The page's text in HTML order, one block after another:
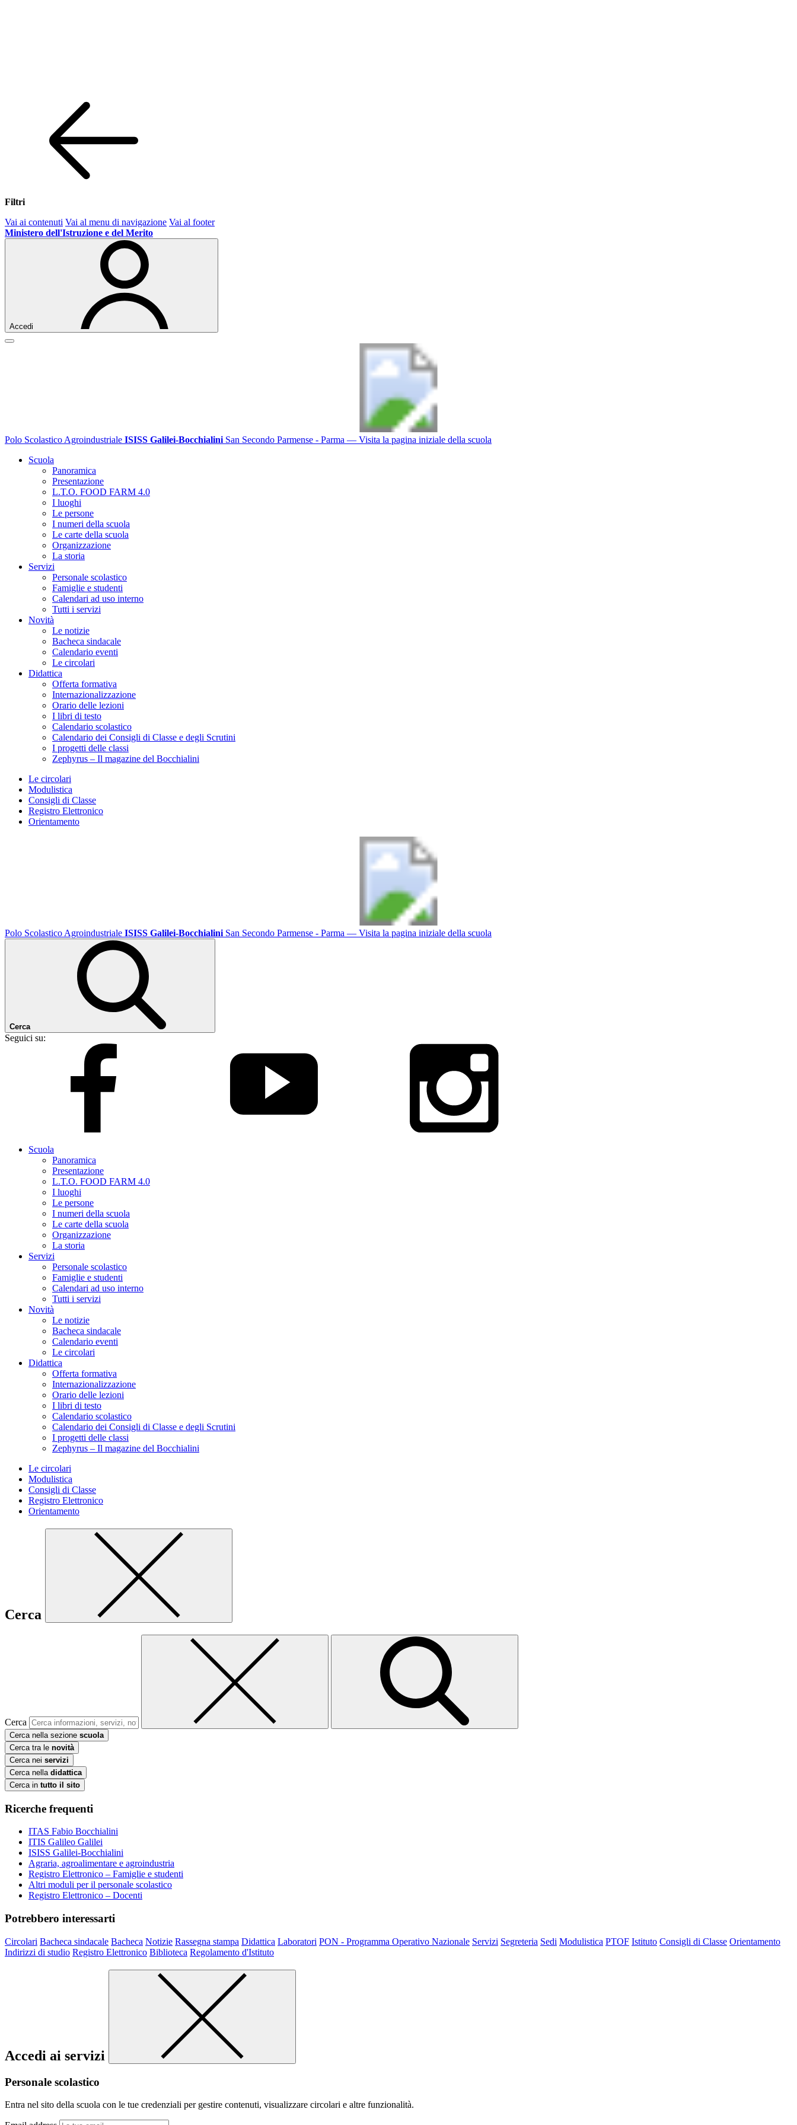
Filtri
Vai ai contenuti Vai al menu di navigazione Vai al footer
Ministero dell'Istruzione e del Merito
Accedi
Polo Scolastico Agroindustriale ISISS Galilei-Bocchialini San Secondo Parmense - Parma — Visita la pagina iniziale della scuola
Scuola
Panoramica
Presentazione
L.T.O. FOOD FARM 4.0
I luoghi
Le persone
I numeri della scuola
Le carte della scuola
Organizzazione
La storia
Servizi
Personale scolastico
Famiglie e studenti
Calendari ad uso interno
Tutti i servizi
Novità
Le notizie
Bacheca sindacale
Calendario eventi
Le circolari
Didattica
Offerta formativa
Internazionalizzazione
Orario delle lezioni
I libri di testo
Calendario scolastico
Calendario dei Consigli di Classe e degli Scrutini
I progetti delle classi
Zephyrus – Il magazine del Bocchialini
Le circolari
Modulistica
Consigli di Classe
Registro Elettronico
Orientamento
Polo Scolastico Agroindustriale ISISS Galilei-Bocchialini San Secondo Parmense - Parma — Visita la pagina iniziale della scuola
Cerca
Seguici su:
Scuola
Panoramica
Presentazione
L.T.O. FOOD FARM 4.0
I luoghi
Le persone
I numeri della scuola
Le carte della scuola
Organizzazione
La storia
Servizi
Personale scolastico
Famiglie e studenti
Calendari ad uso interno
Tutti i servizi
Novità
Le notizie
Bacheca sindacale
Calendario eventi
Le circolari
Didattica
Offerta formativa
Internazionalizzazione
Orario delle lezioni
I libri di testo
Calendario scolastico
Calendario dei Consigli di Classe e degli Scrutini
I progetti delle classi
Zephyrus – Il magazine del Bocchialini
Le circolari
Modulistica
Consigli di Classe
Registro Elettronico
Orientamento
Cerca
Cerca
Cerca nella sezione scuola
Cerca tra le novità
Cerca nei servizi
Cerca nella didattica
Cerca in tutto il sito
Ricerche frequenti
ITAS Fabio Bocchialini
ITIS Galileo Galilei
ISISS Galilei-Bocchialini
Agraria, agroalimentare e agroindustria
Registro Elettronico – Famiglie e studenti
Altri moduli per il personale scolastico
Registro Elettronico – Docenti
Potrebbero interessarti
Circolari Bacheca sindacale Bacheca Notizie Rassegna stampa Didattica Laboratori PON - Programma Operativo Nazionale Servizi Segreteria Sedi Modulistica PTOF Istituto Consigli di Classe Orientamento
Indirizzi di studio Registro Elettronico Biblioteca Regolamento d'Istituto
Accedi ai servizi
Personale scolastico
Entra nel sito della scuola con le tue credenziali per gestire contenuti, visualizzare circolari e altre funzionalità.